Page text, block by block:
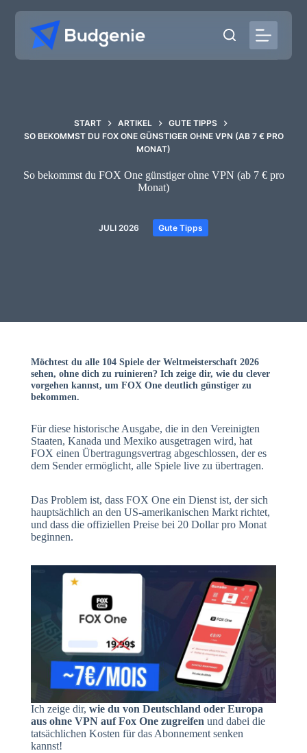
Inhalt
springen
START ARTIKEL
GUTE TIPPS
SO BEKOMMST DU FOX ONE GÜNSTIGER OHNE VPN (AB 7 € PRO
MONAT)
So bekommst du FOX One günstiger ohne VPN (ab 7 € pro
Monat)
JULI 2026 Gute Tipps
Möchtest du alle 104 Spiele der Weltmeisterschaft 2026
sehen, ohne dich zu ruinieren? Ich zeige dir, wie du clever
vorgehen kannst, um FOX One deutlich günstiger zu
bekommen.
Für diese historische Ausgabe, die in den Vereinigten
Staaten, Kanada und Mexiko ausgetragen wird, hat
FOX einen Übertragungsvertrag abgeschlossen, der es
dem Sender ermöglicht, alle Spiele live zu übertragen.
Das Problem ist, dass FOX One ein Dienst ist, der sich
hauptsächlich an den US-amerikanischen Markt richtet,
und dass die offiziellen Preise bei 20 Dollar pro Monat
beginnen.
Ich zeige dir, wie du von Deutschland oder Europa
aus ohne VPN auf Fox One zugreifen und dabei die
tatsächlichen Kosten für das Abonnement senken
kannst!